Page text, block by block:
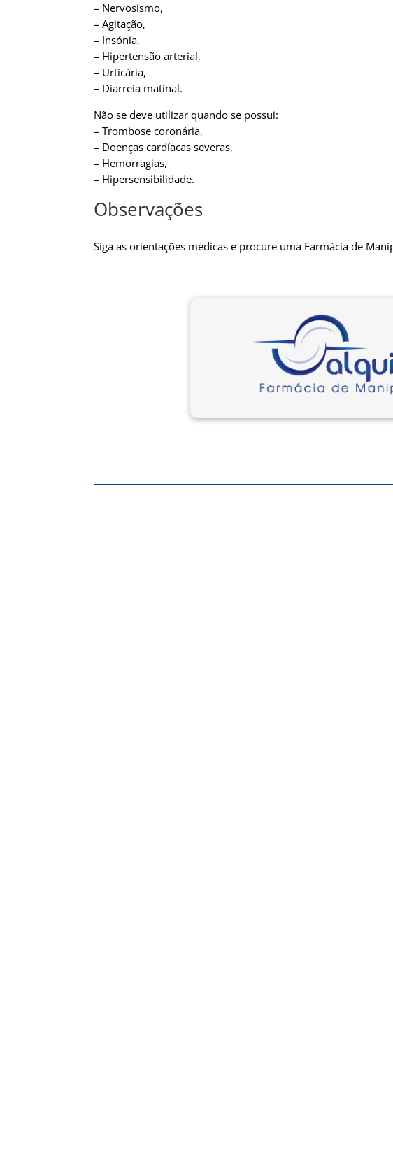
– Nervosismo,
– Agitação,
– Insónia,
– Hipertensão arterial,
– Urticária,
– Diarreia matinal.
Não se deve utilizar quando se possui:
– Trombose coronária,
– Doenças cardíacas severas,
– Hemorragias,
– Hipersensibilidade.
Observações
Siga as orientações médicas e procure uma Farmácia de